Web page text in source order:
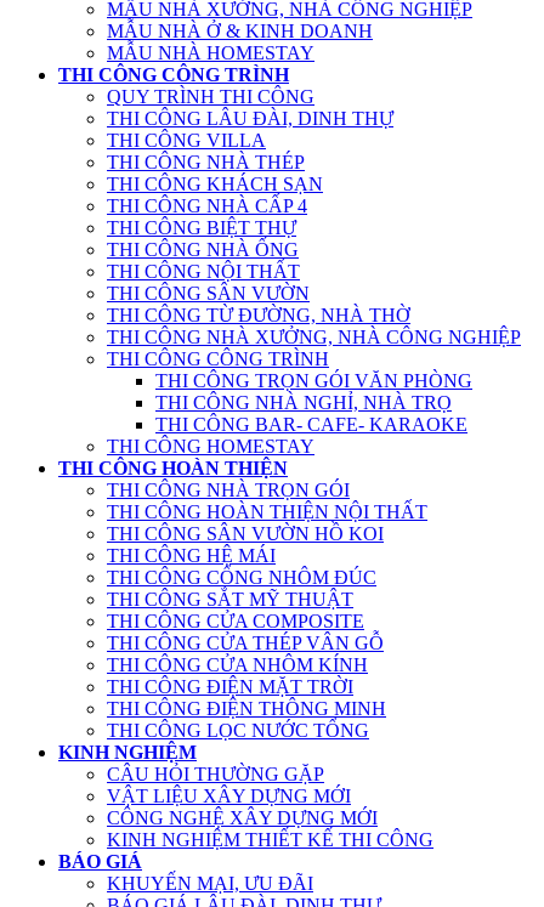
MẪU NHÀ XƯỞNG, NHÀ CÔNG NGHIỆP
MẪU NHÀ Ở & KINH DOANH
MẪU NHÀ HOMESTAY
THI CÔNG CÔNG TRÌNH
QUY TRÌNH THI CÔNG
THI CÔNG LÂU ĐÀI, DINH THỰ
THI CÔNG VILLA
THI CÔNG NHÀ THÉP
THI CÔNG KHÁCH SẠN
THI CÔNG NHÀ CẤP 4
THI CÔNG BIỆT THỰ
THI CÔNG NHÀ ỐNG
THI CÔNG NỘI THẤT
THI CÔNG SÂN VƯỜN
THI CÔNG TỪ ĐƯỜNG, NHÀ THỜ
THI CÔNG NHÀ XƯỞNG, NHÀ CÔNG NGHIỆP
THI CÔNG CÔNG TRÌNH
THI CÔNG TRỌN GÓI VĂN PHÒNG
THI CÔNG NHÀ NGHỈ, NHÀ TRỌ
THI CÔNG BAR- CAFE- KARAOKE
THI CÔNG HOMESTAY
THI CÔNG HOÀN THIỆN
THI CÔNG NHÀ TRỌN GÓI
THI CÔNG HOÀN THIỆN NỘI THẤT
THI CÔNG SÂN VƯỜN HỒ KOI
THI CÔNG HỆ MÁI
THI CÔNG CỔNG NHÔM ĐÚC
THI CÔNG SẮT MỸ THUẬT
THI CÔNG CỬA COMPOSITE
THI CÔNG CỬA THÉP VÂN GỖ
THI CÔNG CỬA NHÔM KÍNH
THI CÔNG ĐIỆN MẶT TRỜI
THI CÔNG ĐIỆN THÔNG MINH
THI CÔNG LỌC NƯỚC TỔNG
KINH NGHIỆM
CÂU HỎI THƯỜNG GẶP
VẬT LIỆU XÂY DỰNG MỚI
CÔNG NGHỆ XÂY DỰNG MỚI
KINH NGHIỆM THIẾT KẾ THI CÔNG
BÁO GIÁ
KHUYẾN MẠI, ƯU ĐÃI